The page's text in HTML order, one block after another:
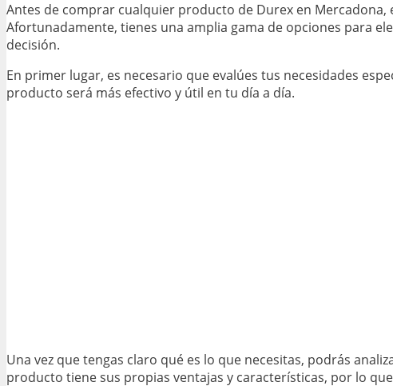
Antes de comprar cualquier producto de Durex en
Afortunadamente, tienes una amplia gama de opciones para
decisión.
En primer lugar, es necesario que evalúes tus necesidades
producto será más efectivo y útil en tu día a día.
Una vez que tengas claro qué es lo que necesitas, podrás
producto tiene sus propias ventajas y características, por lo